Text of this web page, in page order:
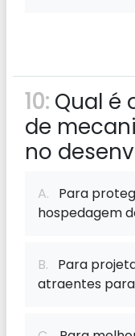
10: Qual é
de
no
A. Para
hospedagem
B. Para
atraentes